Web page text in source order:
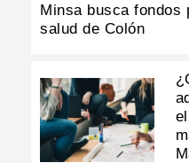
Minsa busca fondos
salud de Colón